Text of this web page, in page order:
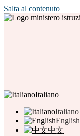
Salta al contenuto
Italiano
Italiano
English
中文